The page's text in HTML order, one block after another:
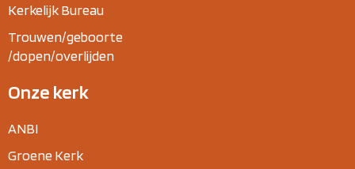
Kerkelijk Bureau
Trouwen/geboorte
/dopen/overlijden
Onze kerk
ANBI
Groene Kerk